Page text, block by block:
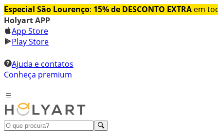
Especial São Lourenço: 15% de DESCONTO EXTRA em
Holyart APP
App Store
Play Store
Ajuda e contatos
Conheça premium